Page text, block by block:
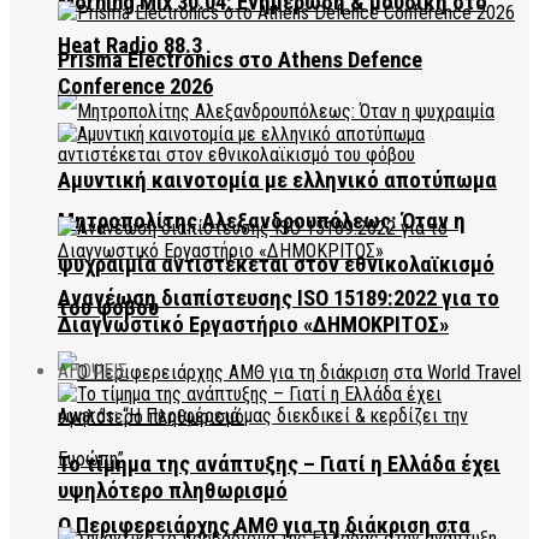
Heat Radio 88.3
Μητροπολίτης Αλεξανδρουπόλεως: Όταν η
ψυχραιμία αντιστέκεται στον εθνικολαϊκισμό
του φόβου
Ο Περιφερειάρχης ΑΜΘ για τη διάκριση στα
Prisma Electronics στο Athens Defence
Conference 2026
Αμυντική καινοτομία με ελληνικό αποτύπωμα
Ανανέωση διαπίστευσης ISO 15189:2022 για το
Διαγνωστικό Εργαστήριο «ΔΗΜΟΚΡΙΤΟΣ»
ΑΠΟΨΕΙΣ
Το τίμημα της ανάπτυξης – Γιατί η Ελλάδα έχει
υψηλότερο πληθωρισμό